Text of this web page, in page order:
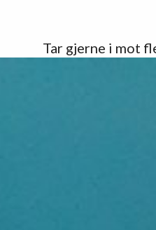
Tar gjerne i mot